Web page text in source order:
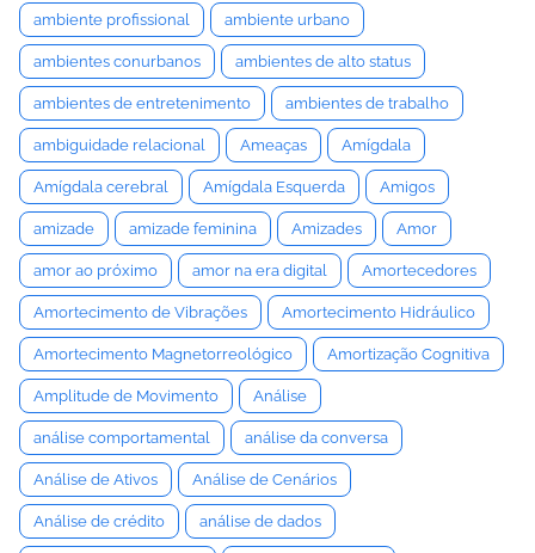
ambiente profissional ambiente urbano
ambientes conurbanos ambientes de alto status
ambientes de entretenimento ambientes de trabalho
ambiguidade relacional Ameaças Amígdala
Amígdala cerebral Amígdala Esquerda Amigos
amizade amizade feminina Amizades Amor
amor ao próximo amor na era digital Amortecedores
Amortecimento de Vibrações Amortecimento Hidráulico
Amortecimento Magnetorreológico Amortização Cognitiva
Amplitude de Movimento Análise
análise comportamental análise da conversa
Análise de Ativos Análise de Cenários
Análise de crédito análise de dados